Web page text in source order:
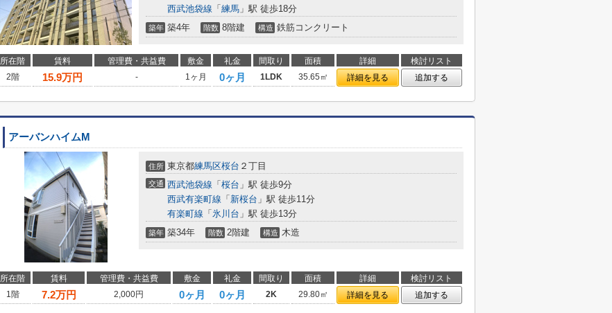
西武池袋線 「 練馬 」駅 徒歩18分
築年 築4年 階数 8階建 構造 鉄筋コンクリート
所在階 賃料 管理費・共益費 敷金 礼金 間取り 面積 詳細
検討リスト
2階
15.9万円 - 1ヶ月 0ヶ月 1LDK 35.65㎡ 詳細を見る 追加する
アーバンハイムM
住所 東京都練馬区桜台 ２丁目
交通 西武池袋線 「 桜台 」駅 徒歩9分
西武有楽町線 「 新桜台 」駅 徒歩11分
有楽町線 「 氷川台 」駅 徒歩13分
築年 築34年 階数 2階建 構造 木造
所在階 賃料 管理費・共益費 敷金 礼金 間取り 面積 詳細
検討リスト
1階
7.2万円 2,000円 0ヶ月 0ヶ月 2K 29.80㎡ 詳細を見る 追加する